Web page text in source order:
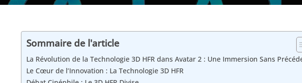
Sommaire de l'article
La Révolution de la Technologie 3D HFR dans Avatar 2 : Une Immersion Sans
Le Cœur de l’Innovation : La Technologie 3D HFR